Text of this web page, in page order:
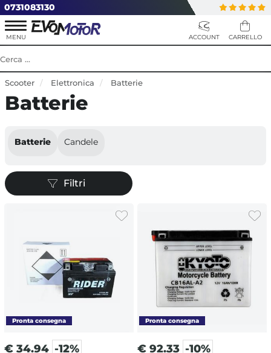
0731083130
Scooter Elettronica Batterie
Batterie
Batterie Candele
Filtri
€ 34.94 -12% € 92.33 -10%